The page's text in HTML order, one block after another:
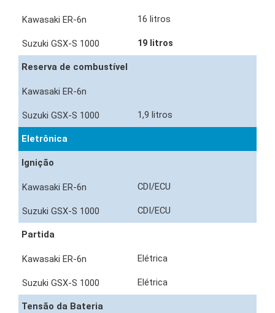
16 litros
19 litros
Reserva de combustível
1,9 litros
Eletrônica
Ignição
CDI/ECU
CDI/ECU
Partida
Elétrica
Elétrica
Tensão da Bateria